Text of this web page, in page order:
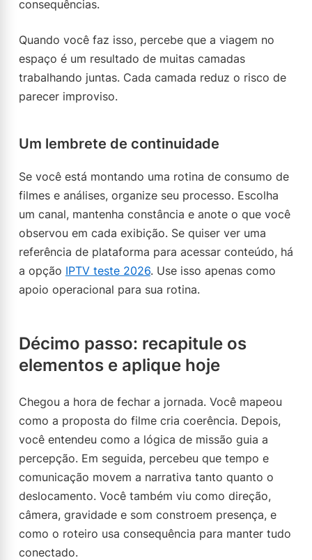
consequências.
Quando você faz isso, percebe que a viagem no
espaço é um resultado de muitas camadas
trabalhando juntas. Cada camada reduz o risco de
parecer improviso.
Um lembrete de continuidade
Se você está montando uma rotina de consumo de
filmes e análises, organize seu processo. Escolha
um canal, mantenha constância e anote o que você
observou em cada exibição. Se quiser ver uma
referência de plataforma para acessar conteúdo, há
a opção IPTV teste 2026. Use isso apenas como
apoio operacional para sua rotina.
Décimo passo: recapitule os
elementos e aplique hoje
Chegou a hora de fechar a jornada. Você mapeou
como a proposta do filme cria coerência. Depois,
você entendeu como a lógica de missão guia a
percepção. Em seguida, percebeu que tempo e
comunicação movem a narrativa tanto quanto o
deslocamento. Você também viu como direção,
câmera, gravidade e som constroem presença, e
como o roteiro usa consequência para manter tudo
conectado.